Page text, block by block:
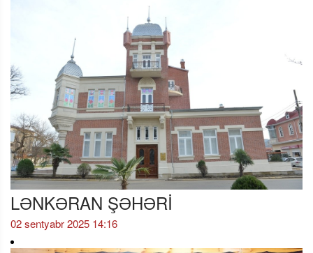
LƏNKƏRAN ŞƏHƏRİ
02 sentyabr 2025 14:16